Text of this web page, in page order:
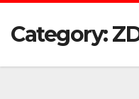
Category: